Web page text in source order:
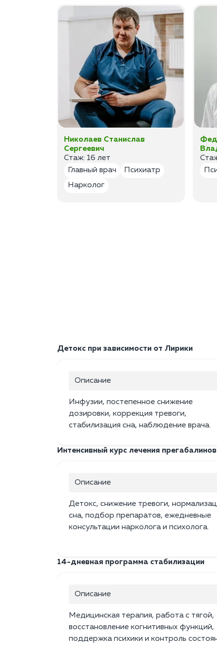
Николаев Станислав
Сергеевич
Стаж: 16 лет
Главный врач
Психиатр
Нарколог
Детокс при зависимости от Лирики
Описание
Инфузии, постепенное снижение
дозировки, коррекция тревоги,
стабилизация сна, наблюдение врача.
Интенсивный курс лечения
Описание
Детокс, снижение тревоги,
сна, подбор препаратов, ежедневные
консультации нарколога и психолога.
14-дневная программа стабилизации
Описание
Медицинская терапия, работа с тягой,
восстановление когнитивных функций,
поддержка психики и контроль